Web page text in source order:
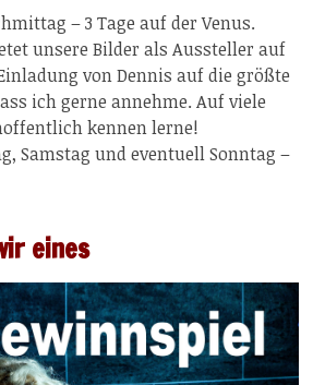
– 3 Tage auf der Venus.
unsere Bilder als Aussteller auf
von Dennis auf die größte
ich gerne annehme. Auf viele
kennen lerne!
Samstag und eventuell Sonntag –
eines